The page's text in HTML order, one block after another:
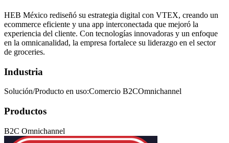
HEB México rediseñó su estrategia digital con VTEX, creando un
ecommerce eficiente y una app interconectada que mejoró la
experiencia del cliente. Con tecnologías innovadoras y un enfoque
en la omnicanalidad, la empresa fortalece su liderazgo en el sector
de groceries.
Industria
Solución/Producto en uso:Comercio B2COmnichannel
Productos
B2C Omnichannel